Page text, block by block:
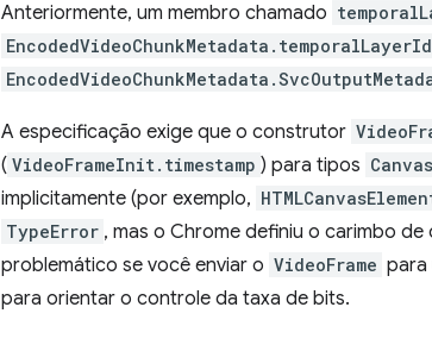
Anteriormente, um membro chamado
EncodedVideoChunkMetadata.temporalLayerId
A especificação exige que o construtor
( VideoFrameInit.timestamp ) para tipos
implicitamente (por exemplo,
TypeError , mas o Chrome definiu o carimbo
problemático se você enviar o VideoFrame para
para orientar o controle da taxa de bits.